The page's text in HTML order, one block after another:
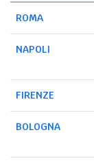
ROMA
NAPOLI
FIRENZE
BOLOGNA